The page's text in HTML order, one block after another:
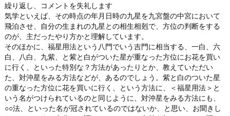
繰り返し、コメントを失礼します
気学といえば、その時点の年月日時の九星を九宮盤の中宮において
飛泊させ、自分の生まれの九星との相生相剋で、方位の判断をする
のが、主だったやり方かと理解しています。
そのほかに、福星用法という八門でいう吉門に相当する、一白、六
白、八白、九紫、と紫と白がついた星が重なった方位にお花を買い
に行く、といった特別な？方法があったりとか、教えていただい
た、対沖星をみる方法などが、あるのでしょう。紫と白のついた星
の重なった方位に花を買いに行く、という方法に、＜福星用法＞と
いう名がつけられているのと同じように、対沖星をみる方法にも、
○○法、といった名が冠されているのではないか、と思い、お聞きし